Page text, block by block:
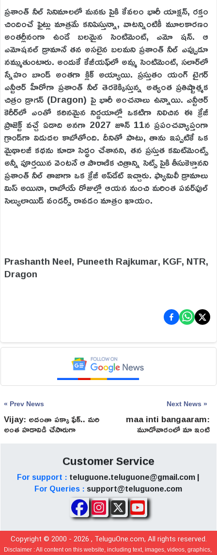
ప్రశాంత్ నీల్ సినిమాలలో మనకు పైకి కేవలం భారీ యాక్షన్, రక్తం
చిందించే ఫైట్లు మాత్రమే కనిపిస్తున్నా, వాటన్నింటికీ మూలకారణం
అంతర్లీనంగా ఉండే బలమైన సెంటిమెంట్, ఎమో షన్. ఆ
ఎమోషనల్ డ్రామానే తన అసలైన బలమని ప్రశాంత్ నీల్ ఎప్పుడూ
నమ్ముతుంటారు. అందుకే కేజీయఫ్‌లో అమ్మ సెంటిమెంట్, సలార్‌లో
స్నేహం బాండ్ అంతగా క్లిక్ అయ్యాయి. ప్రస్తుతం యంగ్ టైగర్
ఎన్టీఆర్ హీరోగా ప్రశాంత్ నీల్ తెరకెక్కిస్తున్న అత్యంత ప్రతిష్టాత్మక
చిత్రం డ్రాగన్ (Dragon) పై భారీ అంచనాలు ఉన్నాయి. ఎన్టీఆర్
కెరీర్‌లో ఎంతో కఠినమైన నిర్ణయాల్లో ఒకటిగా నిలిచిన ఈ క్రేజీ
ప్రాజెక్ట్ వచ్చే ఏడాది అనగా 2027 జూన్ 11న ప్రపంచవ్యాప్తంగా
గ్రాండ్‌గా విడుదల కాబోతోంది. దీనితో పాటు, తాను ఇప్పటికే ఒక
మైథాలజీ కథను కూడా సిద్ధం చేశానని, తన ప్రస్తుత కమిట్‌మెంట్స్
అన్నీ పూర్తయిన వెంటనే ఆ పౌరాణిక చిత్రాన్ని సెట్స్ పైకి తీసుకెళ్తానని
ప్రశాంత్ నీల్ తాజాగా ఒక క్రేజీ అప్‌డేట్ ఇచ్చారు. ఫ్యామిలీ డ్రామాలు
మిస్ అయినా, రాబోయే రోజుల్లో ఆయన నుంచి మరింత పవర్‌ఫుల్
సెల్యులాయిడ్ వండర్స్ రావడం మాత్రం ఖాయం.
Prashanth Neel, Puneeth Rajkumar, KGF, NTR,
Dragon
« Prev News
Vijay: అదంతా పక్కా ఫేక్.. మరి
అంత హడావిడి చేసారుగా
Next News »
maa inti bangaaram:
మూడోవారంలో మా ఇంటి
Customer Service
For support : teluguone.teluguone@gmail.com |
For Queries : support@teluguone.com
Copyright © 2000 - 2026 , TeluguOne.com, All rights reserved.
Disclaimer :All content on this website, including text, images, videos, graphics,